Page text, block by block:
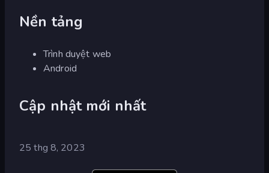
Nền tảng
Trình duyệt web
Android
Cập nhật mới nhất
25 thg 8, 2023